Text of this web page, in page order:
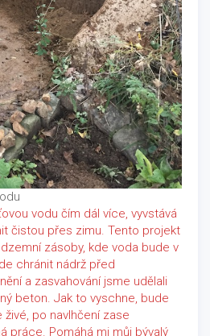
vodu čím dál více, vyvstává
čistou přes zimu. Tento projekt
zásoby, kde voda bude v
chránit nádrž před
a zasvahování jsme udělali
beton. Jak to vyschne, bude
po navlhčení zase
práce. Pomáhá mi můj bývalý